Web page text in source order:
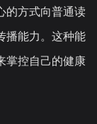
的方式向普通读
播能力。这种能
掌控自己的健康